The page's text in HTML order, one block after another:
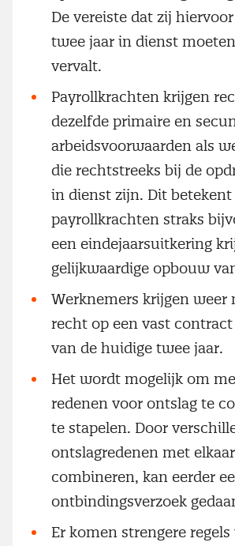
De vereiste dat zij
twee jaar in dienst
vervalt.
Payrollkrachten krijgen
dezelfde primaire en
arbeidsvoorwaarden als
die rechtstreeks bij de
in dienst zijn. Dit
payrollkrachten straks
een eindejaarsuitkering
gelijkwaardige opbouw
Werknemers krijgen weer
recht op een vast
van de huidige twee jaar.
Het wordt mogelijk om
redenen voor ontslag te
te stapelen. Door
ontslagredenen met
combineren, kan eerder
ontbindingsverzoek
Er komen strengere regels